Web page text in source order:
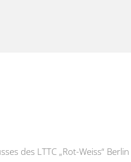
des LTTC „Rot-Weiss“